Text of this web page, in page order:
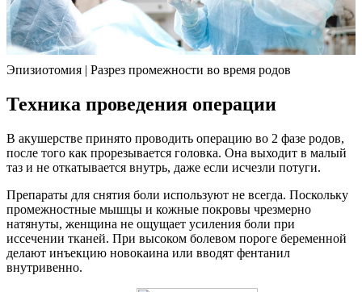
Эпизиотомия | Разрез промежности во время родов
Техника проведения операции
В акушерстве принято проводить операцию во 2 фазе родов,
после того как прорезывается головка. Она выходит в малый
таз и не откатывается внутрь, даже если исчезли потуги.
Препараты для снятия боли используют не всегда. Поскольку
промежностные мышцы и кожные покровы чрезмерно
натянуты, женщина не ощущает усиления боли при
иссечении тканей. При высоком болевом пороге беременной
делают инъекцию новокаина или вводят фентанил
внутривенно.